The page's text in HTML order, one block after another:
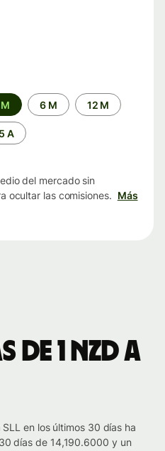
6 M 12 M
5 A
del mercado sin
ocultar las comisiones. Más
de 1 NZD a
en los últimos 30 días ha
días de 14,190.6000 y un